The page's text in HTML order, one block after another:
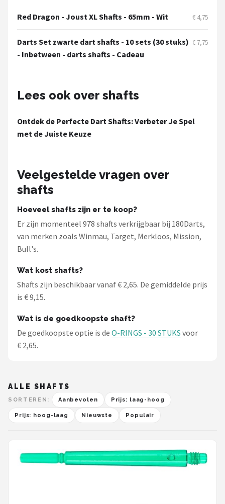
Red Dragon - Joust XL Shafts - 65mm - Wit € 4,75
Darts Set zwarte dart shafts - 10 sets (30 stuks)
- Inbetween - darts shafts - Cadeau
€ 7,75
Lees ook over shafts
Ontdek de Perfecte Dart Shafts: Verbeter Je Spel
met de Juiste Keuze
Veelgestelde vragen over
shafts
Hoeveel shafts zijn er te koop?
Er zijn momenteel 978 shafts verkrijgbaar bij 180Darts,
van merken zoals Winmau, Target, Merkloos, Mission,
Bull's.
Wat kost shafts?
Shafts zijn beschikbaar vanaf € 2,65. De gemiddelde prijs
is € 9,15.
Wat is de goedkoopste shaft?
De goedkoopste optie is de O-RINGS - 30 STUKS voor
€ 2,65.
ALLE SHAFTS
SORTEREN: Aanbevolen Prijs: laag-hoog
Prijs: hoog-laag Nieuwste Populair